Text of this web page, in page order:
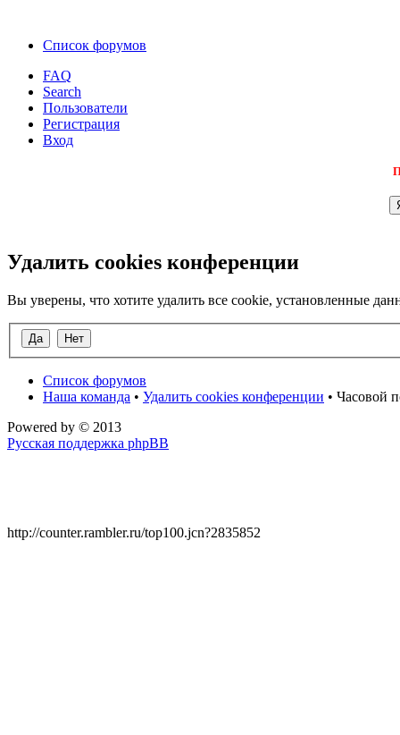
Список форумов
FAQ
Search
Пользователи
Регистрация
Вход
Удалить cookies конференции
Вы уверены, что хотите удалить все cookie, установленные
Список форумов
Наша команда • Удалить cookies конференции • Часовой
Powered by © 2013
Русская поддержка phpBB
http://counter.rambler.ru/top100.jcn?2835852